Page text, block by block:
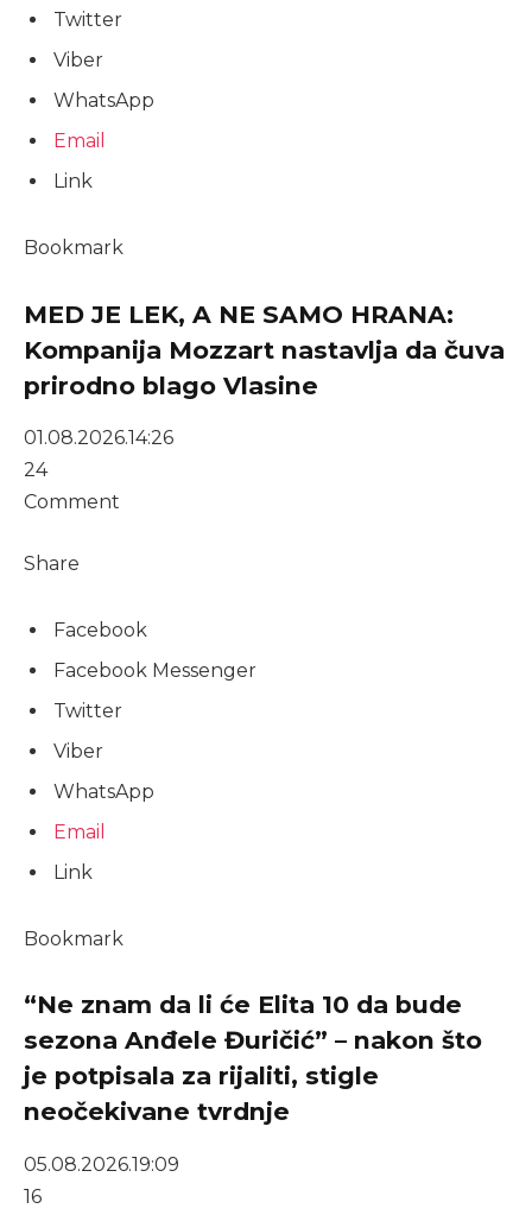
Twitter
Viber
WhatsApp
Email
Link
Bookmark
MED JE LEK, A NE SAMO HRANA:
Kompanija Mozzart nastavlja da čuva
prirodno blago Vlasine
01.08.2026.14:26
24
Comment
Share
Facebook
Facebook Messenger
Twitter
Viber
WhatsApp
Email
Link
Bookmark
“Ne znam da li će Elita 10 da bude
sezona Anđele Đuričić” – nakon što
je potpisala za rijaliti, stigle
neočekivane tvrdnje
05.08.2026.19:09
16